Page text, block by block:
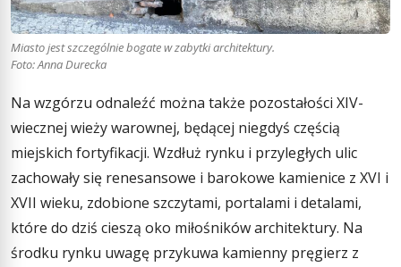
Miasto jest szczególnie bogate w zabytki architektury.
Foto: Anna Durecka
Na wzgórzu odnaleźć można także pozostałości XIV-
wiecznej wieży warownej, będącej niegdyś częścią
miejskich fortyfikacji. Wzdłuż rynku i przyległych ulic
zachowały się renesansowe i barokowe kamienice z XVI i
XVII wieku, zdobione szczytami, portalami i detalami,
które do dziś cieszą oko miłośników architektury. Na
środku rynku uwagę przykuwa kamienny pręgierz z